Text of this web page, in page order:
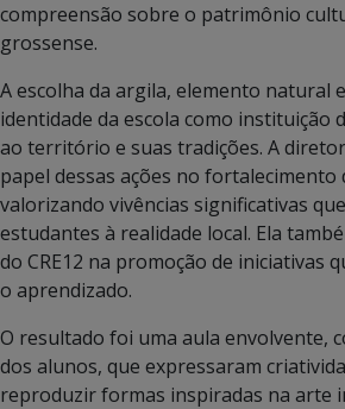
compreensão sobre o patrimônio
grossense.
A escolha da argila, elemento natural
identidade da escola como instituição
ao território e suas tradições. A
papel dessas ações no fortalecimento
valorizando vivências significativas
estudantes à realidade local. Ela
do CRE12 na promoção de iniciativas
o aprendizado.
O resultado foi uma aula envolvente,
dos alunos, que expressaram
reproduzir formas inspiradas na arte